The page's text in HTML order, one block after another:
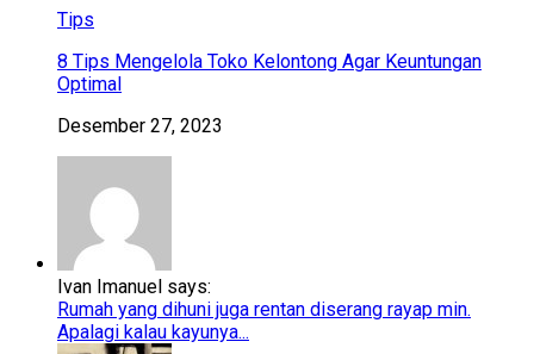
Tips
8 Tips Mengelola Toko Kelontong Agar Keuntungan
Optimal
Desember 27, 2023
Ivan Imanuel says:
Rumah yang dihuni juga rentan diserang rayap min.
Apalagi kalau kayunya...